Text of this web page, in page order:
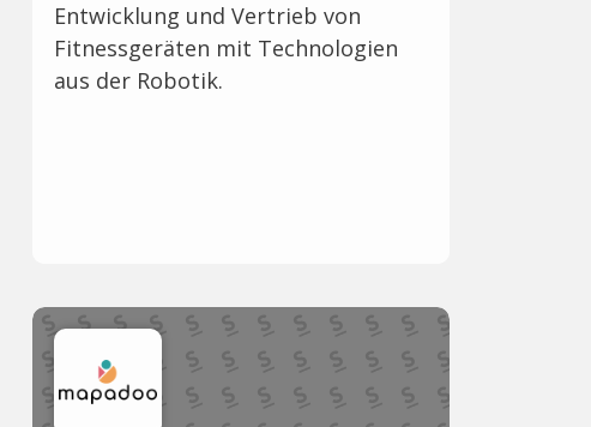
Entwicklung und Vertrieb von
Fitnessgeräten mit Technologien
aus der Robotik.